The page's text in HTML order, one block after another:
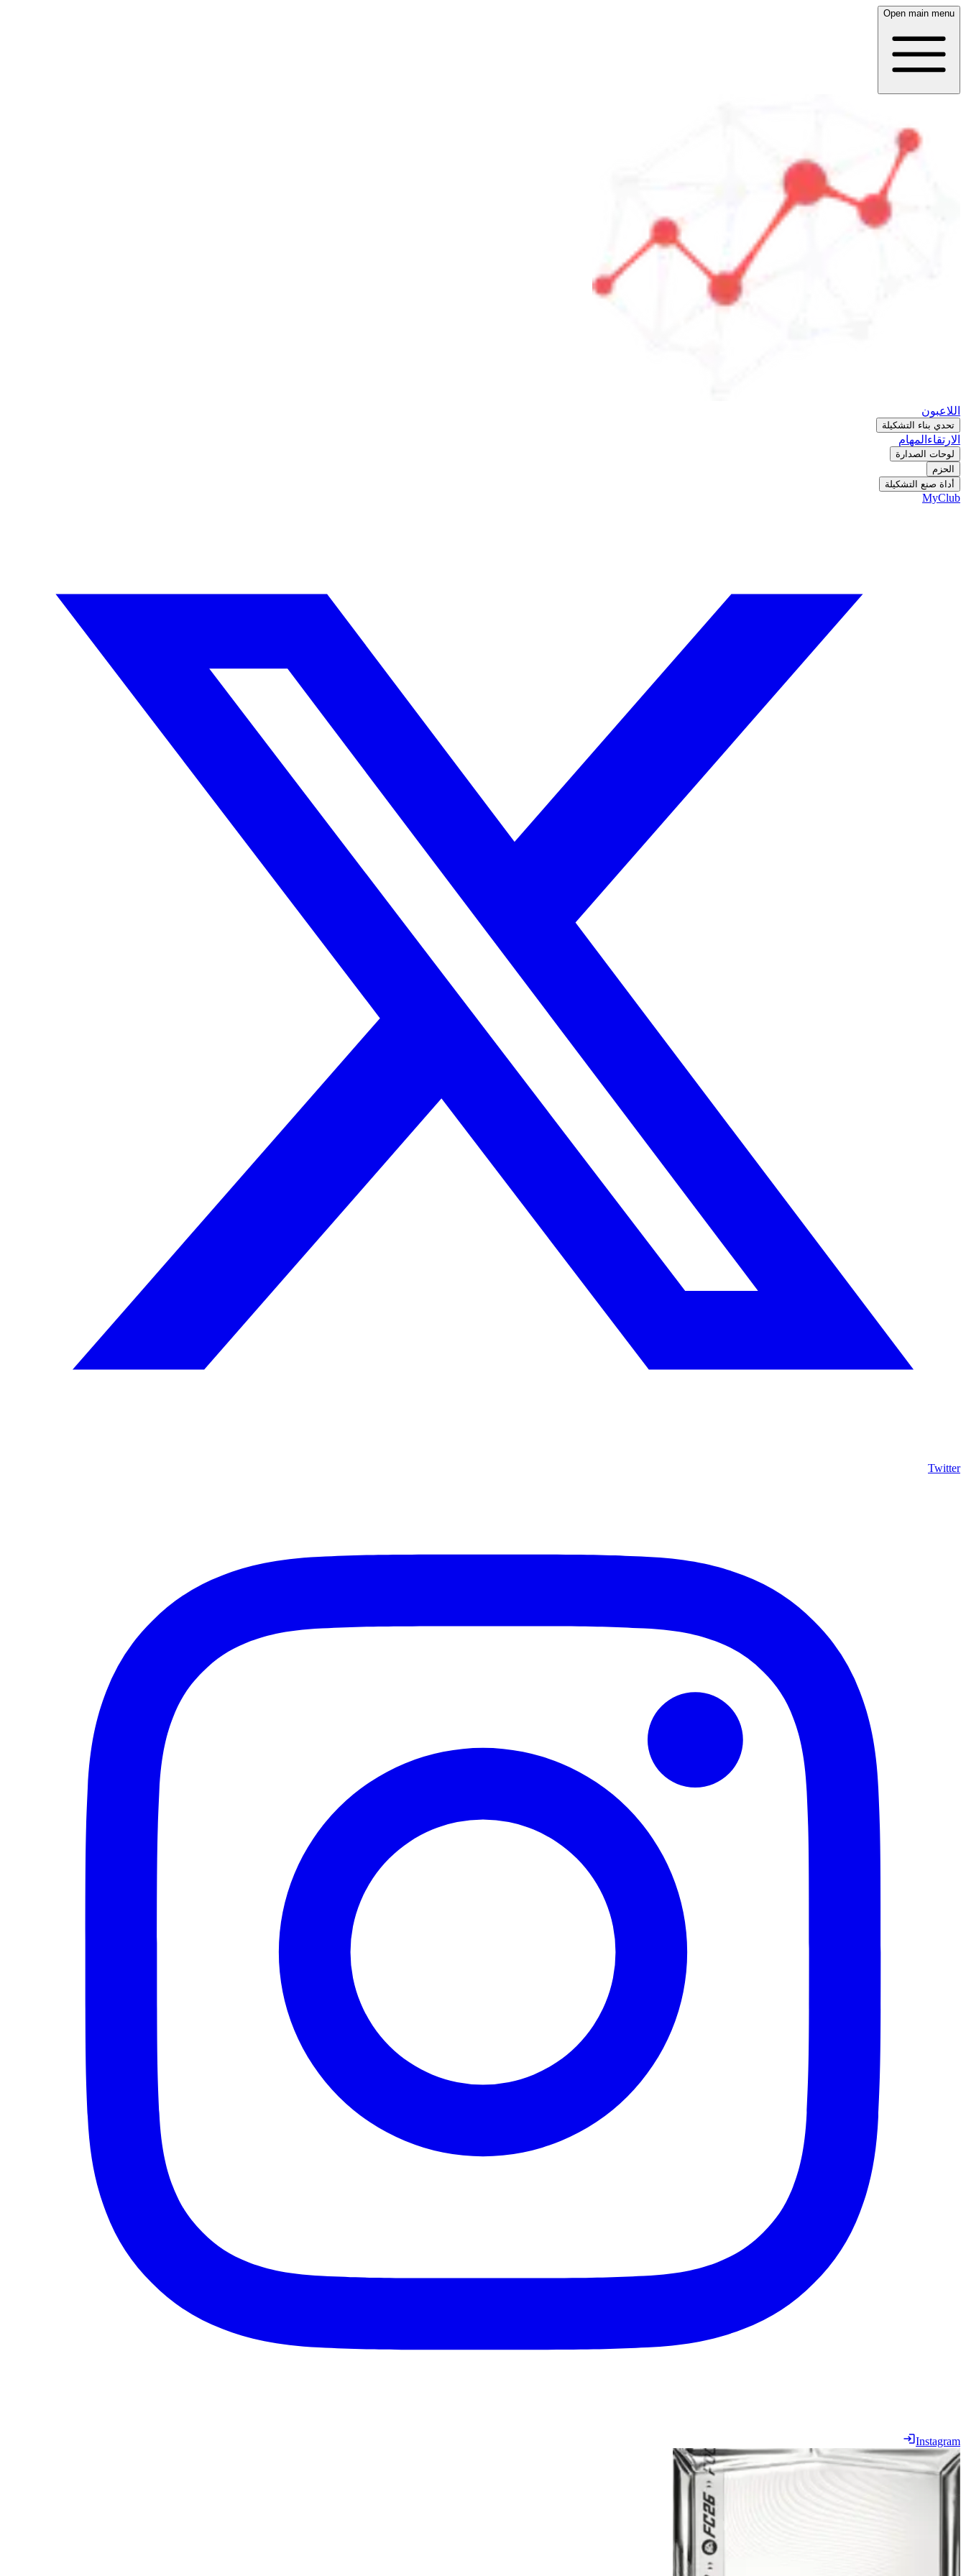
Open main menu
اللاعبون
تحدي بناء التشكيلة
الارتقاء المهام
لوحات الصدارة
الحزم
أداة صنع التشكيلة
MyClub
Twitter
Instagram